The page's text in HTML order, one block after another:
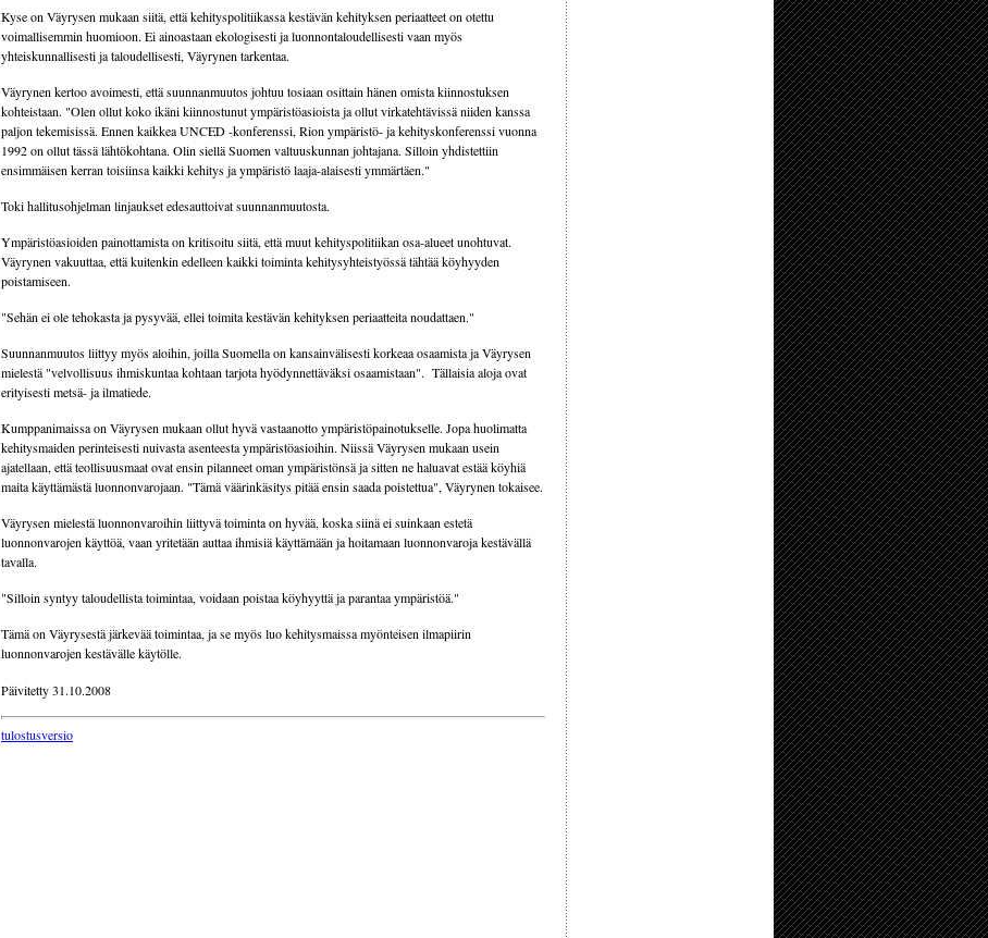
Kyse on Väyrysen mukaan siitä, että kehityspolitiikassa kestävän kehityksen periaatteet on otettu
voimallisemmin huomioon. Ei ainoastaan ekologisesti ja luonnontaloudellisesti vaan myös
yhteiskunnallisesti ja taloudellisesti, Väyrynen tarkentaa.
Väyrynen kertoo avoimesti, että suunnanmuutos johtuu tosiaan osittain hänen omista kiinnostuksen
kohteistaan. "Olen ollut koko ikäni kiinnostunut ympäristöasioista ja ollut virkatehtävissä niiden kanssa
paljon tekemisissä. Ennen kaikkea UNCED -konferenssi, Rion ympäristö- ja kehityskonferenssi vuonna
1992 on ollut tässä lähtökohtana. Olin siellä Suomen valtuuskunnan johtajana. Silloin yhdistettiin
ensimmäisen kerran toisiinsa kaikki kehitys ja ympäristö laaja-alaisesti ymmärtäen."
Toki hallitusohjelman linjaukset edesauttoivat suunnanmuutosta.
Ympäristöasioiden painottamista on kritisoitu siitä, että muut kehityspolitiikan osa-alueet unohtuvat.
Väyrynen vakuuttaa, että kuitenkin edelleen kaikki toiminta kehitysyhteistyössä tähtää köyhyyden
poistamiseen.
"Sehän ei ole tehokasta ja pysyvää, ellei toimita kestävän kehityksen periaatteita noudattaen."
Suunnanmuutos liittyy myös aloihin, joilla Suomella on kansainvälisesti korkeaa osaamista ja Väyrysen
mielestä "velvollisuus ihmiskuntaa kohtaan tarjota hyödynnettäväksi osaamistaan". Tällaisia aloja ovat
erityisesti metsä- ja ilmatiede.
Kumppanimaissa on Väyrysen mukaan ollut hyvä vastaanotto ympäristöpainotukselle. Jopa huolimatta
kehitysmaiden perinteisesti nuivasta asenteesta ympäristöasioihin. Niissä Väyrysen mukaan usein
ajatellaan, että teollisuusmaat ovat ensin pilanneet oman ympäristönsä ja sitten ne haluavat estää köyhiä
maita käyttämästä luonnonvarojaan. "Tämä väärinkäsitys pitää ensin saada poistettua", Väyrynen tokaisee.
Väyrysen mielestä luonnonvaroihin liittyvä toiminta on hyvää, koska siinä ei suinkaan estetä
luonnonvarojen käyttöä, vaan yritetään auttaa ihmisiä käyttämään ja hoitamaan luonnonvaroja kestävällä
tavalla.
"Silloin syntyy taloudellista toimintaa, voidaan poistaa köyhyyttä ja parantaa ympäristöä."
Tämä on Väyrysestä järkevää toimintaa, ja se myös luo kehitysmaissa myönteisen ilmapiirin
luonnonvarojen kestävälle käytölle.
Päivitetty 31.10.2008
tulostusversio